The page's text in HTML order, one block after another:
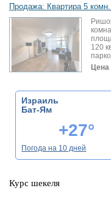
Продажа: Квартира 5
120
Цена
Израиль
Бат-Ям
+27°
Погода на 10 дней
Курс шекеля